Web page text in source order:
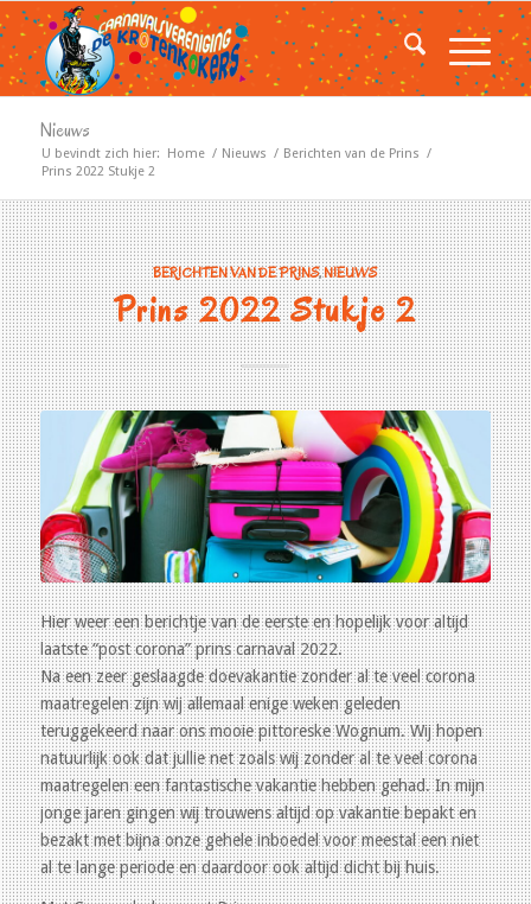
Nieuws
U bevindt zich hier: Home / Nieuws / Berichten van de Prins /
Prins 2022 Stukje 2
BERICHTEN VAN DE PRINS,NIEUWS
Prins 2022 Stukje 2
Hier weer een berichtje van de eerste en hopelijk voor altijd
laatste “post corona” prins carnaval 2022.
Na een zeer geslaagde doevakantie zonder al te veel corona
maatregelen zijn wij allemaal enige weken geleden
teruggekeerd naar ons mooie pittoreske Wognum. Wij hopen
natuurlijk ook dat jullie net zoals wij zonder al te veel corona
maatregelen een fantastische vakantie hebben gehad. In mijn
jonge jaren gingen wij trouwens altijd op vakantie bepakt en
bezakt met bijna onze gehele inboedel voor meestal een niet
al te lange periode en daardoor ook altijd dicht bij huis.